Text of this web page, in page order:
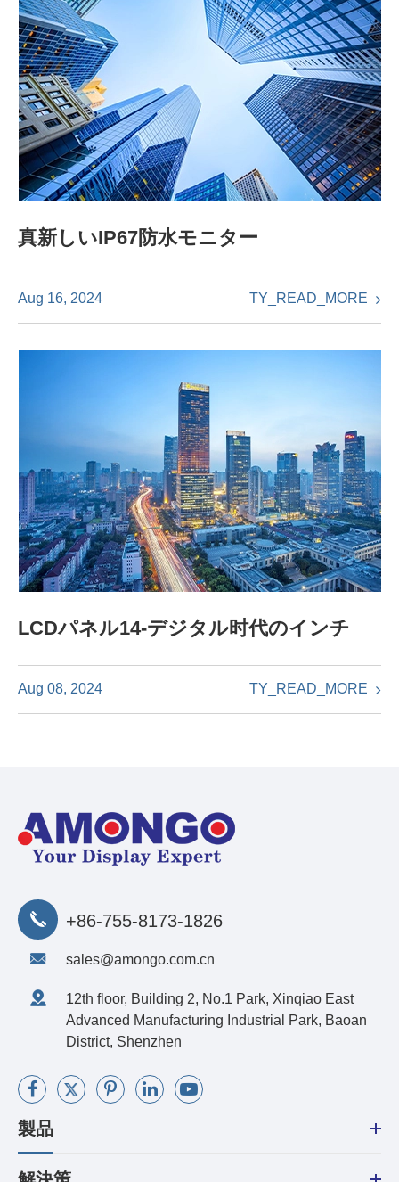
真新しいIP67防水モニター
Aug 16, 2024 TY_READ_MORE
LCDパネル14-デジタル时代のインチ
Aug 08, 2024 TY_READ_MORE
+86-755-8173-1826
sales@amongo.com.cn
12th floor, Building 2, No.1 Park, Xinqiao East
Advanced Manufacturing Industrial Park, Baoan
District, Shenzhen
製品